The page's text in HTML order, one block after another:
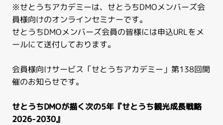
※せとうちアカデミーは、せとうちDMOメンバーズ会
員様向けのオンラインセミナーです。
せとうちDMOメンバーズ会員の皆様には申込URLをメ
ールにて送付しております。
会員様向けサービス「せとうちアカデミー」第138回開
催のお知らせです。
せとうちDMOが描く次の5年『せとうち観光成長戦略
2026-2030』